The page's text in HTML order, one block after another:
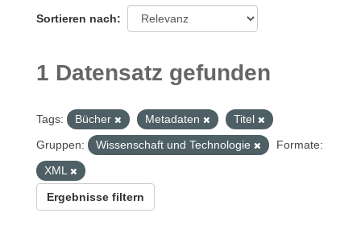
Sortieren nach
1 Datensatz gefunden
Tags: Bücher Metadaten
Titel
Gruppen:
Wissenschaft und Technologie
Formate:
XML
Ergebnisse filtern